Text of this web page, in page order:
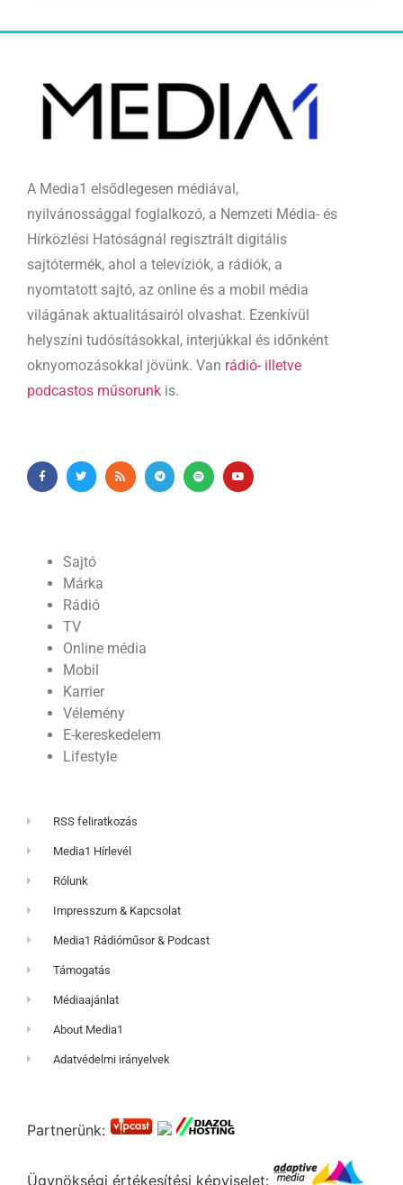
A Media1 elsődlegesen médiával,
nyilvánossággal foglalkozó, a Nemzeti Média- és
Hírközlési Hatóságnál regisztrált digitális
sajtótermék, ahol a televíziók, a rádiók, a
nyomtatott sajtó, az online és a mobil média
világának aktualitásairól olvashat. Ezenkívül
helyszíni tudósításokkal, interjúkkal és időnként
oknyomozásokkal jövünk. Van rádió- illetve
podcastos műsorunk is.
Sajtó
Márka
Rádió
TV
Online média
Mobil
Karrier
Vélemény
E-kereskedelem
Lifestyle
RSS feliratkozás
Media1 Hírlevél
Rólunk
Impresszum & Kapcsolat
Media1 Rádióműsor & Podcast
Támogatás
Médiaajánlat
About Media1
Adatvédelmi irányelvek
Partnerünk:
Ügynökségi értékesítési képviselet: